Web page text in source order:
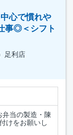
心で慣れや
事◎＜シフト
足利店
弁当の製造・陳
けをお願いし